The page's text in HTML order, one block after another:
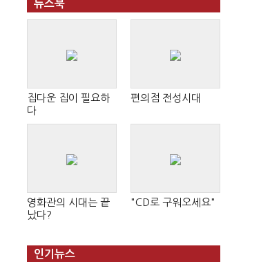
뉴스북
집다운 집이 필요하
다
편의점 전성시대
영화관의 시대는 끝
났다?
"CD로 구워오세요"
인기뉴스